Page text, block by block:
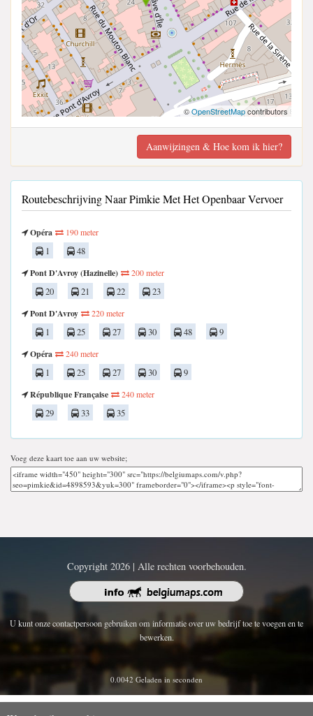
©OpenStreetMapcontributors
Aanwijzingen & Hoe kom ik hier?
Routebeschrijving Naar Pimkie Met Het Openbaar Vervoer
Opéra 190 meter
1
48
Pont D'Avroy (Hazinelle)
200 meter
20 21 22
23
Pont D'Avroy
220 meter
1 25 27 30 48
9
Opéra
240 meter
1 25 27 30
9
République Française
240 meter
29 33 35
Voeg deze kaart toe aan uw website;
Copyright 2026 | Alle rechten voorbehouden.
U kunt onze contactpersoon gebruiken om informatie over uw bedrijf toe te voegen en te
bewerken.
0.0042 Geladen in seconden